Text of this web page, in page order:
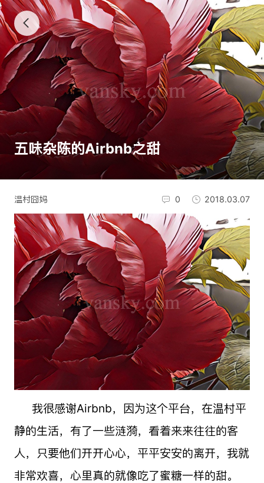
五味杂陈的Airbnb之甜
温村囧妈 0 2018.03.07
我很感谢Airbnb，因为这个平台，在温村平
静的生活，有了一些涟漪，看着来来往往的客
人，只要他们开开心心，平平安安的离开，我就
非常欢喜，心里真的就像吃了蜜糖一样的甜。